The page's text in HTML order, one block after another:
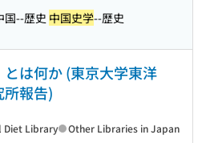
国--歴史 中国史学--歴史
とは何か (東京大学東洋
報告)
Diet Library Other Libraries in Japan